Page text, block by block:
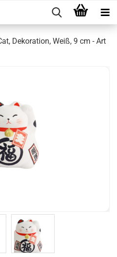
Dekoration, Weiß, 9 cm - Art